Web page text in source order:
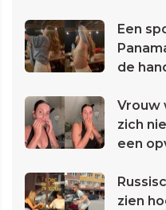
Een
de
Vrouw
zich
een
zien